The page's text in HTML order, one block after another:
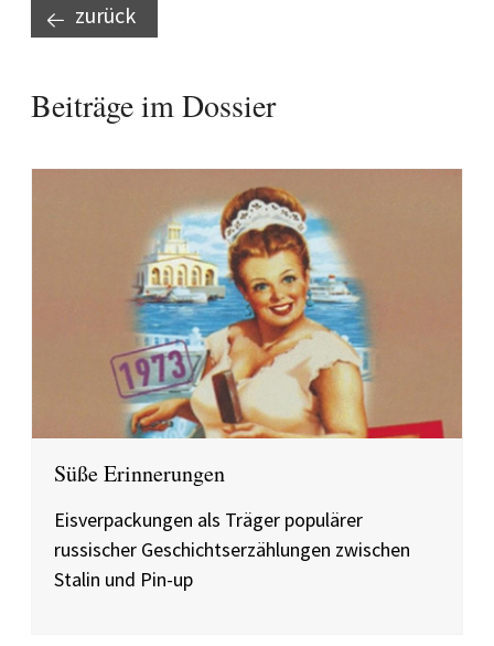
zurück
Beiträge im Dossier
Süße Erinnerungen
Eisverpackungen als Träger populärer
russischer Geschichtserzählungen zwischen
Stalin und Pin-up